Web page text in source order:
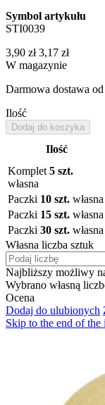
Symbol artykułu
STI0039
3,90 zł 3,17 zł
W magazynie
Darmowa dostawa od
Ilość
Dodaj do koszyka
Ilość
Komplet 5 szt.
własna
Paczki 10 szt. własna
Paczki 15 szt. własna
Paczki 30 szt. własna
Własna liczba sztuk
Najbliższy możliwy
Wybrano własną
Ocena
Dodaj do ulubionych
Skip to the end of the